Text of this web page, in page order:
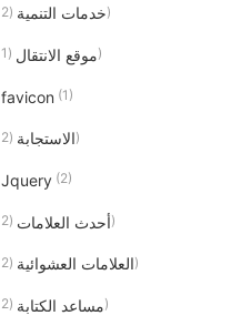
خدمات التنمية(2)
موقع الانتقال(1)
favicon (1)
الاستجابة(2)
Jquery(2)
أحدث العلامات(2)
العلامات العشوائية(2)
مساعد الكتابة(2)